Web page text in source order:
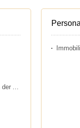
Kontoeröffnung mit der Fernidentifikation der Agentur